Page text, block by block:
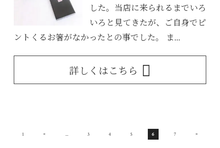
した。当店に来られるまでいろ
いろと見てきたが、ご自身でピ
ントくるお箸がなかったとの事でした。 ま...
詳しくはこちら
1 « ... 3 4 5 6 7 »